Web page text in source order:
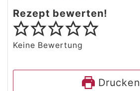
Rezept bewerten!
Keine Bewertung
Drucken